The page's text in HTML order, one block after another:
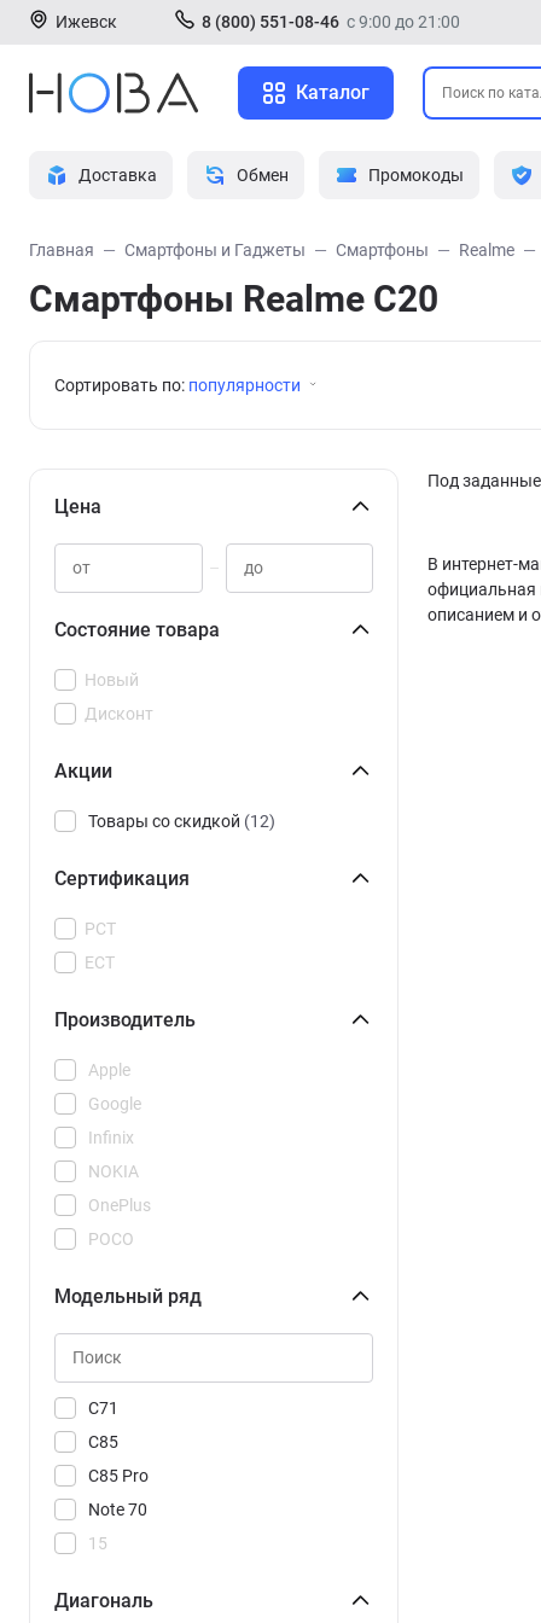
Ижевск 8 (800) 551-08-46 с 9:00 до 21:00
Каталог
Доставка Обмен Промокоды
Главная Смартфоны и Гаджеты Смартфоны Realme
Смартфоны Realme C20
Сортировать по: популярности
Цена
–
Состояние товара
Новый
Дисконт
Акции
Товары со скидкой (12)
Сертификация
РСТ
ЕСТ
Производитель
Apple
Google
Infinix
NOKIA
OnePlus
POCO
Realme
Samsung
Vivo
Xiaomi
Модельный ряд
15
15R
C71
C85
C85 Pro
Note 70
Диагональ
Под
В интернет-
официальная
описанием и